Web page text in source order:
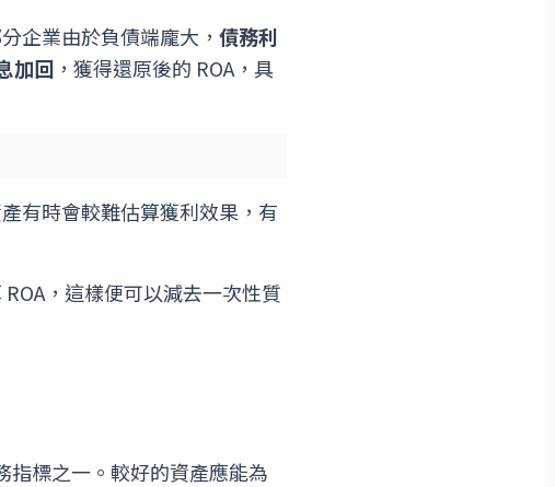
企業由於負債端龐大，債務利
加回 ，獲得還原後的 ROA，具
有時會較難估算獲利效果，有
，這樣便可以減去一次性質
指標之一。較好的資產應能為